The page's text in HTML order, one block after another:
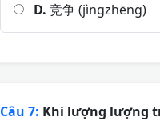
D. 竞争 (jìngzhēng)
Câu 7: Khi lượng lượng